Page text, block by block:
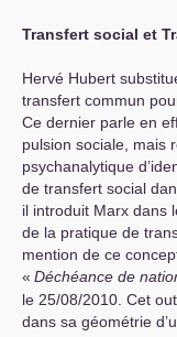
Transfert social et
Hervé Hubert
transfert commun
Ce dernier parle en
pulsion sociale, mais
psychanalytique
de transfert social
il introduit Marx dans
de la pratique de
mention de ce
« Déchéance de
le 25/08/2010. Cet
dans sa géométrie